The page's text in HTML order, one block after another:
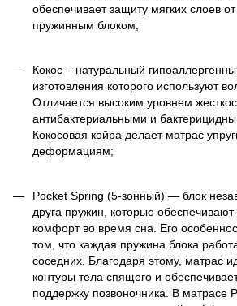
обеспечивает защиту мягких слоев от
пружинным блоком;
Кокос – натуральный
изготовления которого используют
Отличается высоким уровнем
антибактериальными и
Кокосовая койра делает матрас
деформациям;
Pocket Spring (5-зонный) — блок
друга пружин, которые
комфорт во время сна. Его
том, что каждая пружина блока
соседних. Благодаря этому, матрас
контуры тела спящего и
поддержку позвоночника. В матрасе